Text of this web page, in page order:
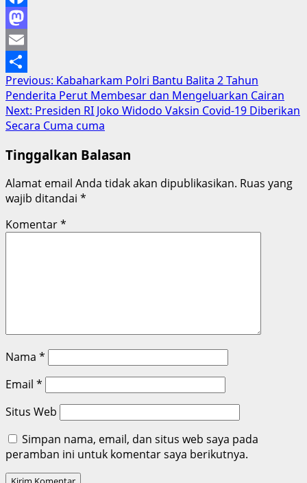
Facebook
Mastodon
Email
Share
Post
navigation
Previous: Kabaharkam Polri Bantu Balita 2 Tahun
Penderita Perut Membesar dan Mengeluarkan Cairan
Next: Presiden RI Joko Widodo Vaksin Covid-19 Diberikan
Secara Cuma cuma
Tinggalkan Balasan
Alamat email Anda tidak akan dipublikasikan. Ruas yang
wajib ditandai *
Komentar*
Nama *
Email *
Situs Web
Simpan nama, email, dan situs web saya pada
peramban ini untuk komentar saya berikutnya.